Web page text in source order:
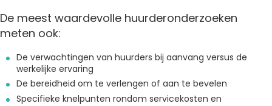
De meest waardevolle huurderonderzoeken
meten ook:
De verwachtingen van huurders bij aanvang versus de
werkelijke ervaring
De bereidheid om te verlengen of aan te bevelen
Specifieke knelpunten rondom servicekosten en